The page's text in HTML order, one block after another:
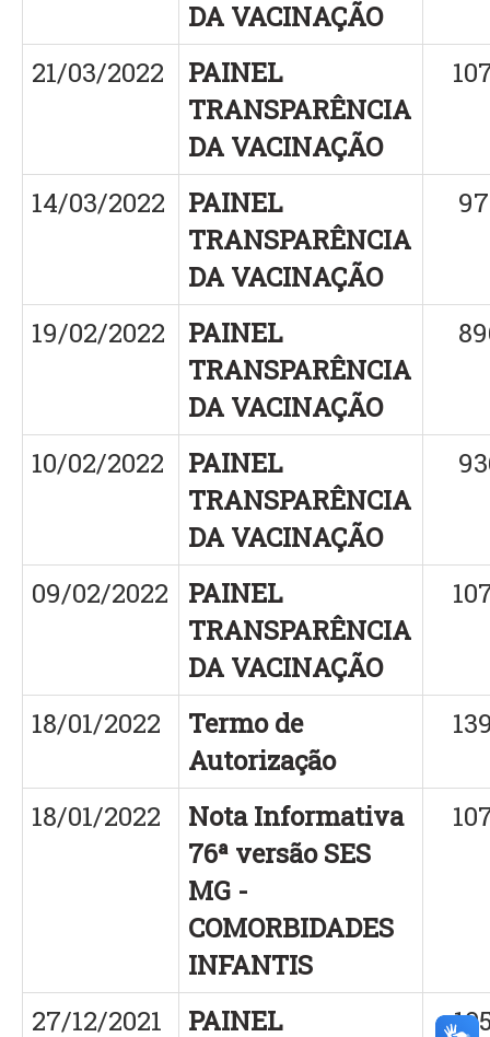
DA VACINAÇÃO
21/03/2022
PAINEL
TRANSPARÊNCIA
DA VACINAÇÃO
14/03/2022
PAINEL
TRANSPARÊNCIA
DA VACINAÇÃO
19/02/2022
PAINEL
TRANSPARÊNCIA
DA VACINAÇÃO
10/02/2022
PAINEL
TRANSPARÊNCIA
DA VACINAÇÃO
09/02/2022
PAINEL
TRANSPARÊNCIA
DA VACINAÇÃO
18/01/2022
Termo de
Autorização
18/01/2022
Nota Informativa
76ª versão SES
MG -
COMORBIDADES
INFANTIS
27/12/2021 PAINEL